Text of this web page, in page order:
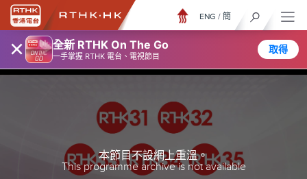
× 全新 RTHK On The Go
一手掌握 RTHK 電台、電視節目
取得
ENG / 簡
本節目不設網上重溫。
This programme archive is not available